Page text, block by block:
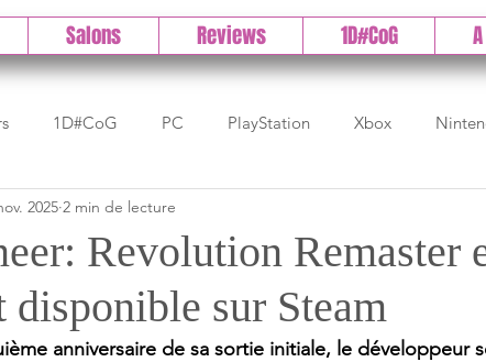
Salons Reviews 1D#CoG
1D#CoG PC PlayStation Xbox
Test indé DLC
Access Test 1DCoG Test Xbox Test Nintendo
Revolution Remaster
disponible sur Steam
2025 2 min de lecture
anniversaire de sa sortie initiale, le développeur